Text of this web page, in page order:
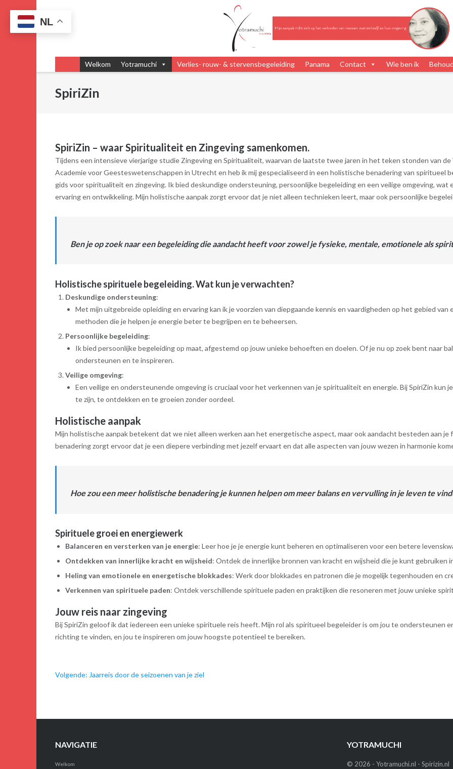
naar
Welkom Yotramuchi Verlies- rouw- & stervensbegeleiding Panama Contact Wie ben ik
SpiriZin
SpiriZin – waar Spiritualiteit en Zingeving samenkomen.
Tijdens een intensieve vierjarige studie Zingeving en Spiritualiteit, waarvan de laatste twee jaren in het teken stonden van
Academie voor Geesteswetenschappen in Utrecht en heb ik mij gespecialiseerd in een holistische benadering van spiritueel
gids voor spiritualiteit en zingeving. Ik bied deskundige ondersteuning, persoonlijke begeleiding en een veilige omgeving,
ervaring en ontwikkeling. Mijn holistische aanpak zorgt ervoor dat je niet alleen technieken leert, maar ook persoonlijke
Ben je op zoek naar een begeleiding die aandacht heeft voor zowel je fysieke, mentale, emotionele als
Holistische spirituele begeleiding. Wat kun je verwachten?
Deskundige ondersteuning:
Met mijn uitgebreide opleiding en ervaring kan ik je voorzien van diepgaande kennis en vaardigheden op het gebied
methoden die je helpen je energie beter te begrijpen en te beheersen.
Persoonlijke begeleiding:
Ik bied persoonlijke begeleiding op maat, afgestemd op jouw unieke behoeften en doelen. Of je nu op zoek bent naar
ondersteunen en te inspireren.
Veilige omgeving:
Een veilige en ondersteunende omgeving is cruciaal voor het verkennen van je spiritualiteit en energie. Bij SpiriZin kun
te zijn, te ontdekken en te groeien zonder oordeel.
Holistische aanpak
Mijn holistische aanpak betekent dat we niet alleen werken aan het energetische aspect, maar ook aandacht besteden aan
benadering zorgt ervoor dat je een diepere verbinding met jezelf ervaart en dat alle aspecten van jouw wezen in harmonie
Hoe zou een meer holistische benadering je kunnen helpen om meer balans en vervulling in je leven te
Spirituele groei en energiewerk
Balanceren en versterken van je energie: Leer hoe je je energie kunt beheren en optimaliseren voor een betere
Ontdekken van innerlijke kracht en wijsheid: Ontdek de innerlijke bronnen van kracht en wijsheid die je kunt gebruiken
Heling van emotionele en energetische blokkades: Werk door blokkades en patronen die je mogelijk tegenhouden en
Verkennen van spirituele paden: Ontdek verschillende spirituele paden en praktijken die resoneren met jouw unieke
Jouw reis naar zingeving
Bij SpiriZin geloof ik dat iedereen een unieke spirituele reis heeft. Mijn rol als spiritueel begeleider is om jou te ondersteunen
richting te vinden, en jou te inspireren om jouw hoogste potentieel te bereiken.
Volgende: Jaarreis door de seizoenen van je ziel
NAVIGATIE
Welkom
YOTRAMUCHI
© 2026 -Yotramuchi.nl -Spirizin.nl
NL